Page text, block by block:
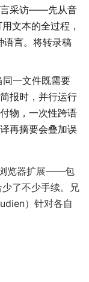
言采访——先从音
文本的全过程，
语言。将转录稿
同一文件既需要
报时，并行运行
物，一次性跨语
再摘要会叠加误
览器扩展——包
了不少手续。兄
）针对各自